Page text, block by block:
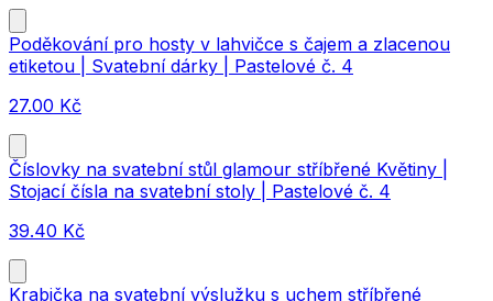
Poděkování pro hosty v lahvičce s čajem a zlacenou
etiketou | Svatební dárky | Pastelové č. 4
27.00 Kč
Číslovky na svatební stůl glamour stříbřené Květiny |
Stojací čísla na svatební stoly | Pastelové č. 4
39.40 Kč
Krabička na svatební výslužku s uchem stříbřené